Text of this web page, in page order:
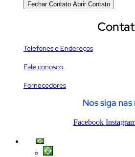
Fechar Contato Abrir Contato
Telefones e Endereços
Fale conosco
Fornecedores
Nos siga nas
Facebook